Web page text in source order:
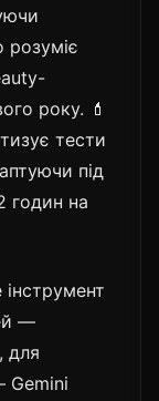
розуміє
року. 💄
тести
під
годин на
—
для
Gemini